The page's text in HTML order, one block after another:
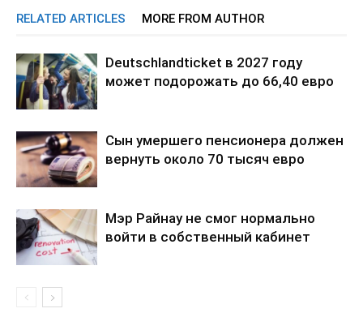
RELATED ARTICLES MORE FROM AUTHOR
Deutschlandticket в 2027 году
может подорожать до 66,40 евро
Сын умершего пенсионера должен
вернуть около 70 тысяч евро
Мэр Райнау не смог нормально
войти в собственный кабинет